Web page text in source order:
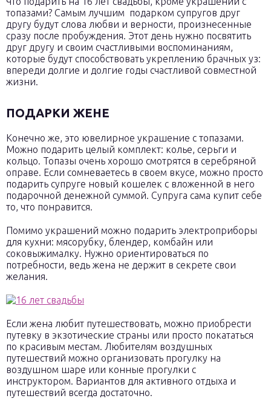
топазами? Самым лучшим подарком супругов друг
другу будут слова любви и верности, произнесенные
сразу после пробуждения. Этот день нужно посвятить
друг другу и своим счастливыми воспоминаниям,
которые будут способствовать укреплению брачных уз:
впереди долгие и долгие годы счастливой совместной
жизни.
ПОДАРКИ ЖЕНЕ
Конечно же, это ювелирное украшение с топазами.
Можно подарить целый комплект: колье, серьги и
кольцо. Топазы очень хорошо смотрятся в серебряной
оправе. Если сомневаетесь в своем вкусе, можно просто
подарить супруге новый кошелек с вложенной в него
подарочной денежной суммой. Супруга сама купит себе
то, что понравится.
Помимо украшений можно подарить электроприборы
для кухни: мясорубку, блендер, комбайн или
соковыжималку. Нужно ориентироваться по
потребности, ведь жена не держит в секрете свои
желания.
Если жена любит путешествовать, можно приобрести
путевку в экзотические страны или просто покататься
по красивым местам. Любителям воздушных
путешествий можно организовать прогулку на
воздушном шаре или конные прогулки с
инструктором. Вариантов для активного отдыха и
путешествий всегда достаточно.